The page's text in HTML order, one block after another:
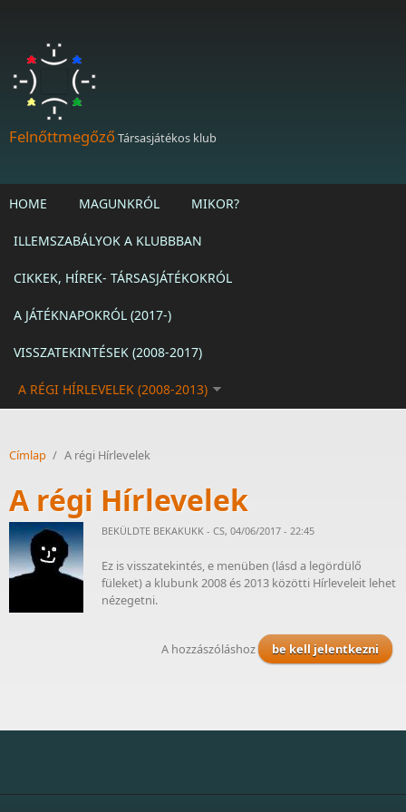
FelnőttmegőzőTársasjátékos klub
HOME MAGUNKRÓL MIKOR?
ILLEMSZABÁLYOK A KLUBBBAN
CIKKEK, HÍREK- TÁRSASJÁTÉKOKRÓL
A JÁTÉKNAPOKRÓL (2017-)
VISSZATEKINTÉSEK (2008-2017)
A RÉGI HÍRLEVELEK (2008-2013)
Címlap / A régi Hírlevelek
A régi Hírlevelek
BEKÜLDTE BEKAKUKK - CS, 04/06/2017 - 22:45
Ez is visszatekintés, e menüben (lásd a legördülő
füleket) a klubunk 2008 és 2013 közötti Hírleveleit lehet
nézegetni.
A hozzászóláshoz be kell jelentkezni